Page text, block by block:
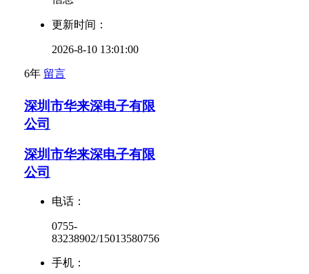
更新时间：
2026-8-10 13:01:00
6年 留言
深圳市华来深电子有限
公司
深圳市华来深电子有限
公司
电话：
0755-
83238902/15013580756
手机：